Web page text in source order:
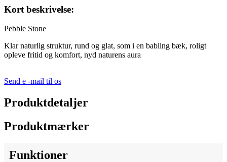
Kort beskrivelse:
Pebble Stone
Klar naturlig struktur, rund og glat, som i en babling bæk, roligt
opleve fritid og komfort, nyd naturens aura
Send e -mail til os
Produktdetaljer
Produktmærker
Funktioner